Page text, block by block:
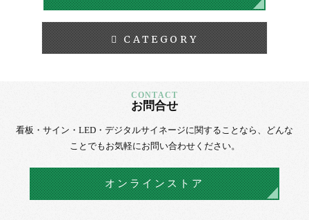
CATEGORY
お問合せ
看板・サイン・LED・デジタルサイネージに関することなら、
どんな
ことでもお気軽にお問い合わせください。
オンラインストア